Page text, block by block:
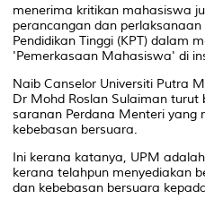
menerima kritikan mahasiswa
perancangan dan
Pendidikan Tinggi (KPT) dalam
'Pemerkasaan Mahasiswa' di
Naib Canselor Universiti Putra
Dr Mohd Roslan Sulaiman turut
saranan Perdana Menteri yang
kebebasan bersuara.
Ini kerana katanya, UPM
kerana telahpun menyediakan
dan kebebasan bersuara